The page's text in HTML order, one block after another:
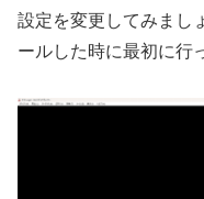
設定を変更してみまし
ールした時に最初に行